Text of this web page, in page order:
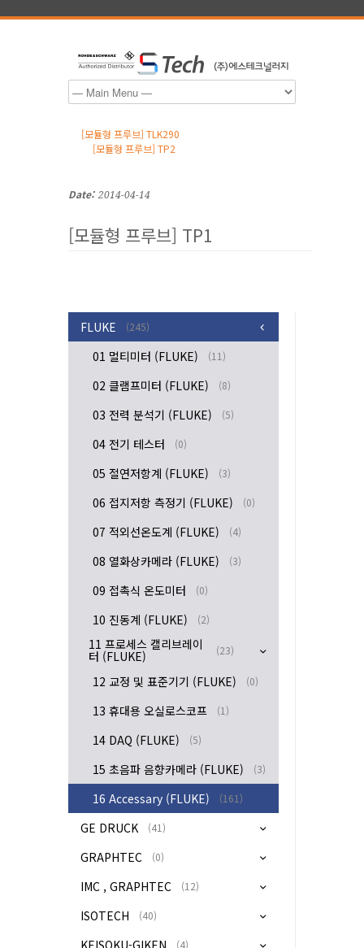
[모듈형 프루브] TLK290
[모듈형 프루브] TP2
Date: 2014-04-14
[모듈형 프루브] TP1
FLUKE (245)
01 멀티미터 (FLUKE) (11)
02 클램프미터 (FLUKE) (8)
03 전력 분석기 (FLUKE) (5)
04 전기 테스터 (0)
05 절연저항계 (FLUKE) (3)
06 접지저항 측정기 (FLUKE) (0)
07 적외선온도계 (FLUKE) (4)
08 열화상카메라 (FLUKE) (3)
09 접촉식 온도미터 (0)
10 진동계 (FLUKE) (2)
11 프로세스 캘리브레이
터 (FLUKE) (23)
12 교정 및 표준기기 (FLUKE) (0)
13 휴대용 오실로스코프 (1)
14 DAQ (FLUKE) (5)
15 초음파 음향카메라 (FLUKE) (3)
16 Accessary (FLUKE) (161)
GE DRUCK (41)
GRAPHTEC (0)
IMC , GRAPHTEC (12)
ISOTECH (40)
KEISOKU-GIKEN (4)